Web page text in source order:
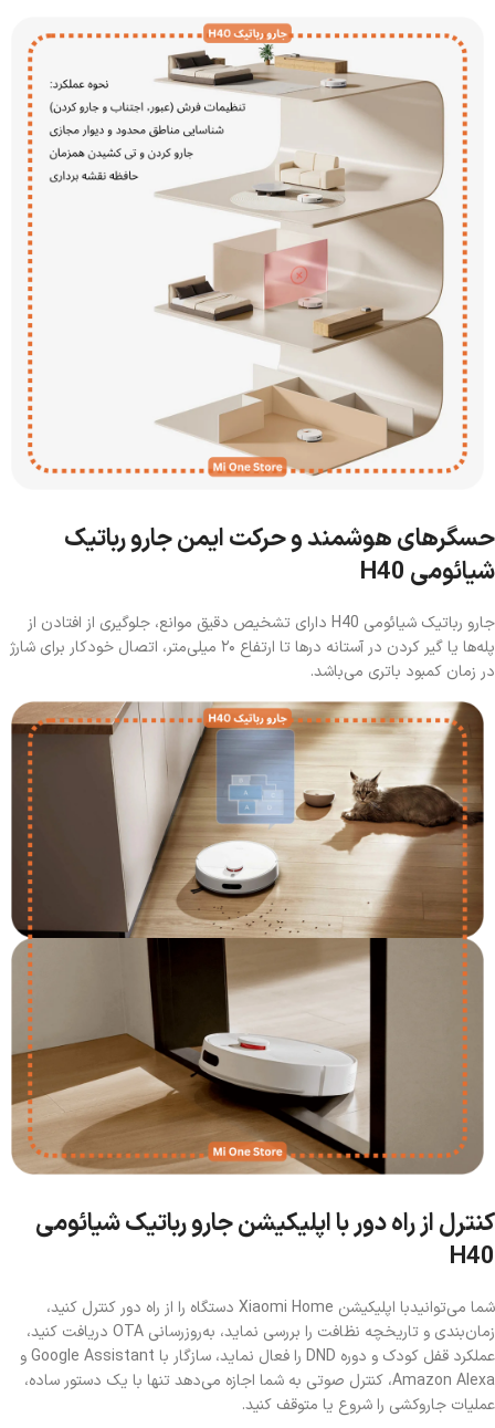
حسگرهای هوشمند و حرکت ایمن جارو رباتیک
شیائومی H40
جارو رباتیک شیائومی H40 دارای تشخیص دقیق موانع، جلوگیری از افتادن از
پله‌ها یا گیر کردن در آستانه درها تا ارتفاع ۲۰ میلی‌متر، اتصال خودکار برای شارژ
در زمان کمبود باتری می‌باشد.
کنترل از راه دور با اپلیکیشن جارو رباتیک شیائومی
H40
شما می‌توانیدبا اپلیکیشن Xiaomi Home دستگاه را از راه دور کنترل کنید،
زمان‌بندی و تاریخچه نظافت را بررسی نماید، به‌روزرسانی OTA دریافت کنید،
عملکرد قفل کودک و دوره DND را فعال نماید، سازگار با Google Assistant و
Amazon Alexa، کنترل صوتی به شما اجازه می‌دهد تنها با یک دستور ساده،
عملیات جاروکشی را شروع یا متوقف کنید.